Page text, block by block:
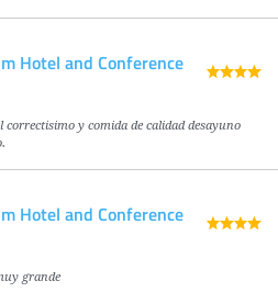
Hotel and Conference
y comida de calidad desayuno
Hotel and Conference
grande